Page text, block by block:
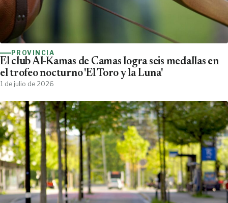
PROVINCIA
El club Al-Kamas de Camas logra seis medallas en
el trofeo nocturno 'El Toro y la Luna'
1 de julio de 2026